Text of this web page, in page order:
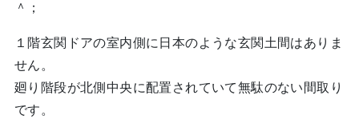
＾；
１階玄関ドアの室内側に日本のような玄関土間はありま
せん。
廻り階段が北側中央に配置されていて無駄のない間取り
です。